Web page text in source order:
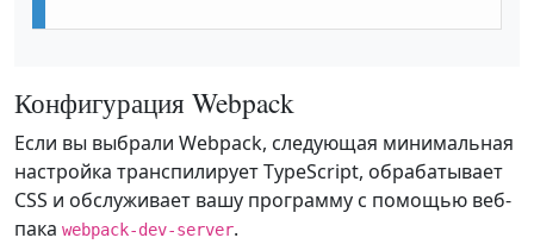
Конфигурация Webpack
Если вы выбрали Webpack, следующая минимальная
настройка транспилирует TypeScript, обрабатывает
CSS и обслуживает вашу программу с помощью веб-
пака webpack-dev-server.